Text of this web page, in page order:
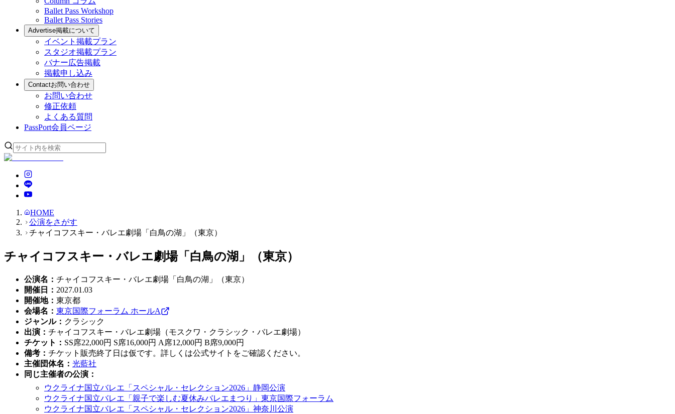
Ballet Pass Workshop
Ballet Pass Stories
Advertise掲載について
イベント掲載プラン
スタジオ掲載プラン
バナー広告掲載
掲載申し込み
Contactお問い合わせ
お問い合わせ
修正依頼
よくある質問
PassPort会員ページ
HOME
公演をさがす
チャイコフスキー・バレエ劇場「白鳥の湖」（東京）
チャイコフスキー・バレエ劇場「白鳥の湖」（東京）
公演名 ： チャイコフスキー・バレエ劇場「白鳥の湖」（東京）
開催日
： 2027.01.03
開催地： 東京都
会場名 ： 東京国際フォーラム ホールA
ジャンル： クラシック
出演 ： チャイコフスキー・バレエ劇場（モスクワ・クラシック・バレエ劇場）
チケット ： SS席22,000円 S席16,000円 A席12,000円 B席9,000円
備考 ： チケット販売終了日は仮です。詳しくは公式サイトをご確認ください。
主催団体名 ： 光藍社
同じ主催者の公演 ：
ウクライナ国立バレエ「スペシャル・セレクション2026」静岡公演
ウクライナ国立バレエ「親子で楽しむ夏休みバレエまつり」東京国際フォーラム
ウクライナ国立バレエ「スペシャル・セレクション2026」神奈川公演